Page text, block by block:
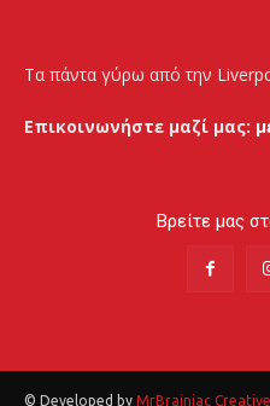
Τα πάντα γύρω από την
Επικοινωνήστε μαζί μας:
Βρείτε μας
© Developed by MrBrainiac